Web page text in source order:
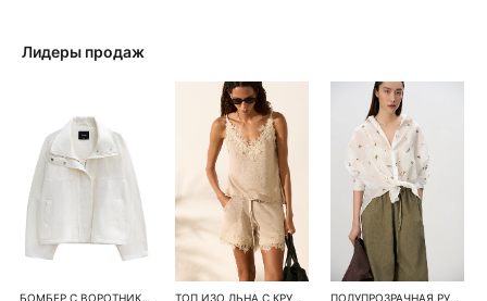
Лидеры продаж
БОМБЕР С ВОРОТНИКОМ-СТОЙКОЙ ТОП ИЗО ЛЬНА С КРУЖЕВОМ ПОЛУПРОЗРАЧНАЯ РУБАШКА С РОМАШКАМИ